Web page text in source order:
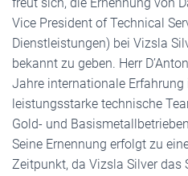
Vice President of Technical
Dienstleistungen) bei Vizsla
bekannt zu geben. Herr
Jahre internationale
leistungsstarke technische
Gold- und
Seine Ernennung erfolgt zu
Zeitpunkt, da Vizsla Silver das